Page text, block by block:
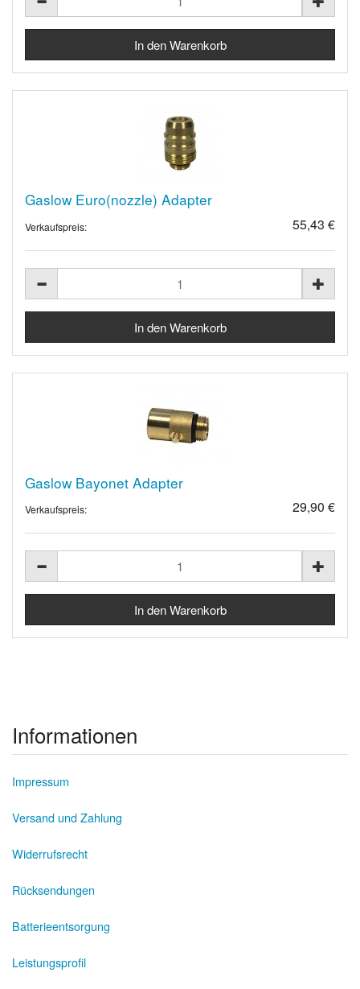
Gaslow Euro(nozzle) Adapter
Verkaufspreis: 55,43 €
Gaslow Bayonet Adapter
Verkaufspreis: 29,90 €
Informationen
Impressum
Versand und Zahlung
Widerrufsrecht
Rücksendungen
Batterieentsorgung
Leistungsprofil